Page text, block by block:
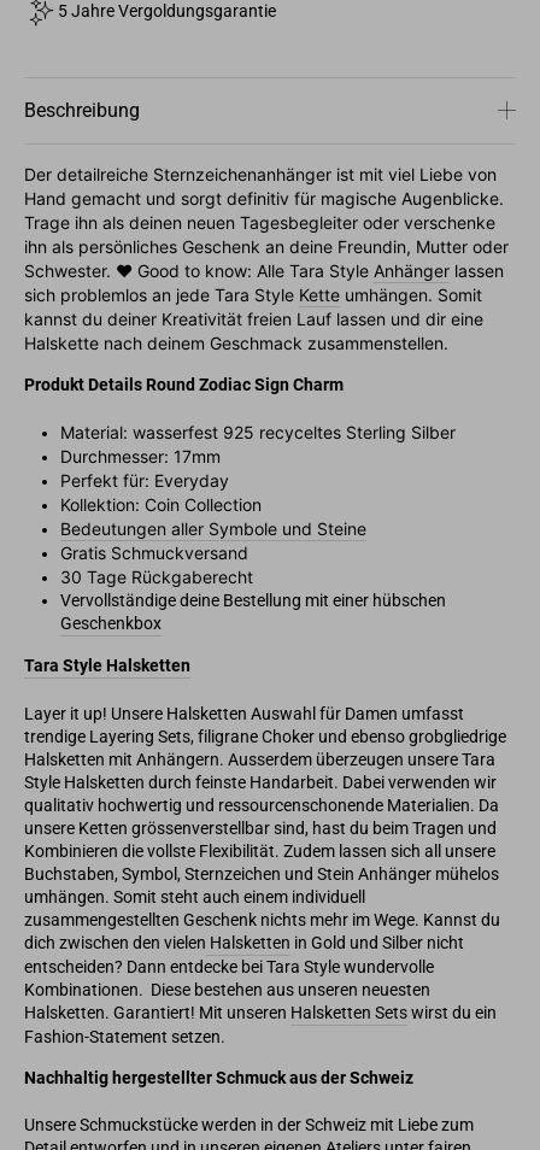
5 Jahre Vergoldungsgarantie
Beschreibung
Der detailreiche Sternzeichenanhänger ist mit viel Liebe von
Hand gemacht und sorgt definitiv für magische Augenblicke.
Trage ihn als deinen neuen Tagesbegleiter oder verschenke
ihn als persönliches Geschenk an deine Freundin, Mutter oder
Schwester. ♥︎ Good to know: Alle Tara Style Anhänger lassen
sich problemlos an jede Tara Style Kette umhängen. Somit
kannst du deiner Kreativität freien Lauf lassen und dir eine
Halskette nach deinem Geschmack zusammenstellen.
Produkt Details Round Zodiac Sign Charm
Material: wasserfest 925 recyceltes Sterling Silber
Durchmesser: 17mm
Perfekt für: Everyday
Kollektion: Coin Collection
Bedeutungen aller Symbole und Steine
Gratis Schmuckversand
30 Tage Rückgaberecht
Vervollständige deine Bestellung mit einer hübschen
Geschenkbox
Tara Style Halsketten
Layer it up! Unsere Halsketten Auswahl für Damen umfasst
trendige Layering Sets, filigrane Choker und ebenso grobgliedrige
Halsketten mit Anhängern. Ausserdem überzeugen unsere Tara
Style Halsketten durch feinste Handarbeit. Dabei verwenden wir
qualitativ hochwertig und ressourcenschonende Materialien. Da
unsere Ketten grössenverstellbar sind, hast du beim Tragen und
Kombinieren die vollste Flexibilität. Zudem lassen sich all unsere
Buchstaben, Symbol, Sternzeichen und Stein Anhänger mühelos
umhängen. Somit steht auch einem individuell
zusammengestellten Geschenk nichts mehr im Wege. Kannst du
dich zwischen den vielen Halsketten in Gold und Silber nicht
entscheiden? Dann entdecke bei Tara Style wundervolle
Kombinationen. Diese bestehen aus unseren neuesten
Halsketten. Garantiert! Mit unseren Halsketten Setswirst du ein
Fashion-Statement setzen.
Nachhaltig hergestellter Schmuck aus der Schweiz
Unsere Schmuckstücke werden in der Schweiz mit Liebe zum